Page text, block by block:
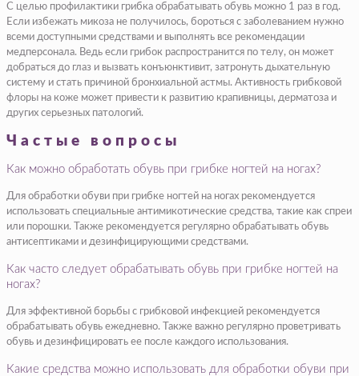
С целью профилактики грибка обрабатывать обувь можно 1 раз в год.
Если избежать микоза не получилось, бороться с заболеванием нужно
всеми доступными средствами и выполнять все рекомендации
медперсонала. Ведь если грибок распространится по телу, он может
добраться до глаз и вызвать конъюнктивит, затронуть дыхательную
систему и стать причиной бронхиальной астмы. Активность грибковой
флоры на коже может привести к развитию крапивницы, дерматоза и
других серьезных патологий.
Частые вопросы
Как можно обработать обувь при грибке ногтей на ногах?
Для обработки обуви при грибке ногтей на ногах рекомендуется
использовать специальные антимикотические средства, такие как спреи
или порошки. Также рекомендуется регулярно обрабатывать обувь
антисептиками и дезинфицирующими средствами.
Как часто следует обрабатывать обувь при грибке ногтей на
ногах?
Для эффективной борьбы с грибковой инфекцией рекомендуется
обрабатывать обувь ежедневно. Также важно регулярно проветривать
обувь и дезинфицировать ее после каждого использования.
Какие средства можно использовать для обработки обуви при